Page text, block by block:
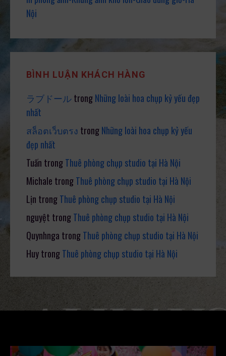
Nội
BÌNH LUẬN KHÁCH HÀNG
ラブドールtrongNhững loài hoa chụp kỷ yếu đẹp
nhất
สล็อตเว็บตรง trongNhững loài hoa chụp kỷ yếu
đẹp nhất
Tuấn trongThuê phòng chụp studio tại Hà Nội
Michale trongThuê phòng chụp studio tại Hà Nội
Lịn trongThuê phòng chụp studio tại Hà Nội
nguyệt trongThuê phòng chụp studio tại Hà Nội
Quynhnga trongThuê phòng chụp studio tại Hà Nội
HuytrongThuê phòng chụp studio tại Hà Nội